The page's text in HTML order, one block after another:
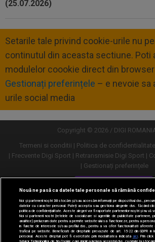
Setarile tale privind cookie-urile nu
continutul din aceasta sectiune. Poti
modulelor coookie direct din
Gestionați preferințele – e nevoie sa
urile social media
Copyright © 2026 / DIGI
Termeni si conditii
Politica de confidentialitate
Frecvente Digi Sport
Retransmisie Digi Sport
Gestionați preferințele
Versiune desktop
Nouă ne pasă ca datele tale personale să rămână
Noi și partenerii noștri30stocăm și/sau accesăm informații pe dispozitivul dvs.,
datelor cu caracter personal. Puteți accepta sau gestiona alegerile dvs. făcând
politica de confidențialitate. Aceste alegeri vor fi raportate partenerilor noștri și nu vă
Noi si partenerii nostri (retelele de socializare si agentiile de publicitate partenere,
analitice) prelucram date pentru a permite website-ului sa functioneze, pentru a
in functie de interesele si/sau profilul dvs., pentru a va oferi functionalitati
traficul pe website. Beneficiati de drepturile prevazute de art. 15-22 din GDPR in
personal. Aceste drepturi pot fi exercitate prin modalitatea indicata aici. Prin